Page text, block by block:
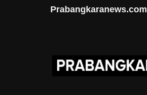
Prabangkaranews.com